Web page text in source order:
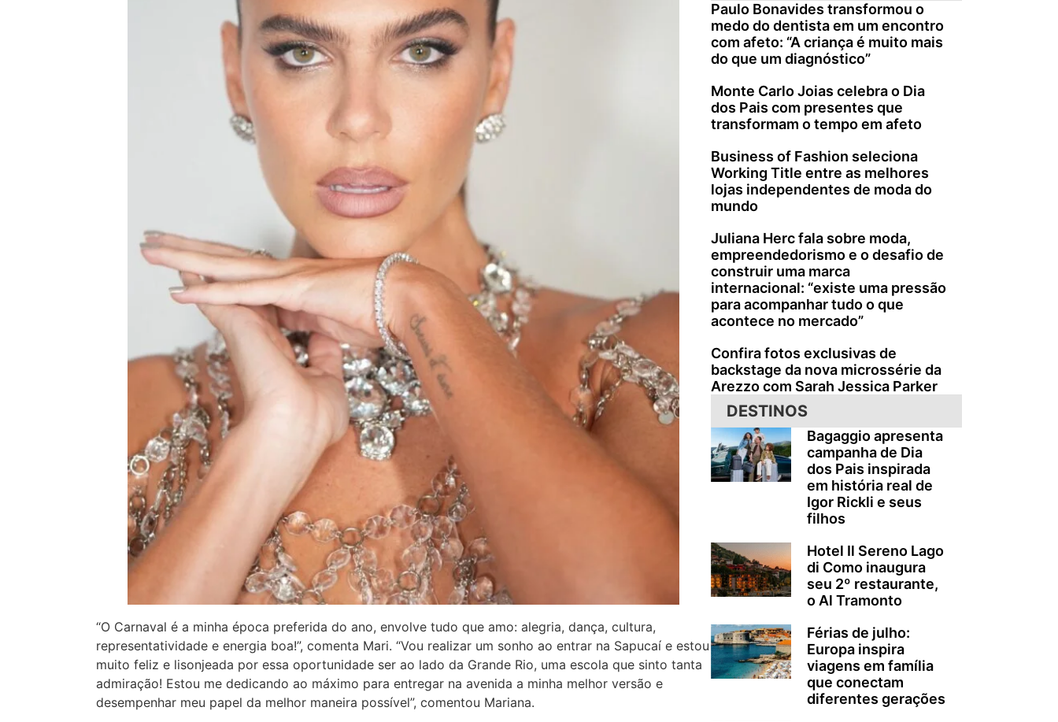
“O Carnaval é a minha época preferida do ano, envolve tudo que amo: alegria, dança, cultura,
representatividade e energia boa!”, comenta Mari. “Vou realizar um sonho ao entrar na Sapucaí e estou
muito feliz e lisonjeada por essa oportunidade ser ao lado da Grande Rio, uma escola que sinto tanta
admiração! Estou me dedicando ao máximo para entregar na avenida a minha melhor versão e
desempenhar meu papel da melhor maneira possível”, comentou Mariana.
Paulo Bonavides transformou o
medo do dentista em um encontro
com afeto: “A criança é muito mais
do que um diagnóstico”
Monte Carlo Joias celebra o Dia
dos Pais com presentes que
transformam o tempo em afeto
Business of Fashion seleciona
Working Title entre as melhores
lojas independentes de moda do
mundo
Juliana Herc fala sobre moda,
empreendedorismo e o desafio de
construir uma marca
internacional: “existe uma pressão
para acompanhar tudo o que
acontece no mercado”
Confira fotos exclusivas de
backstage da nova microssérie da
Arezzo com Sarah Jessica Parker
DESTINOS
Bagaggio apresenta
campanha de Dia
dos Pais inspirada
em história real de
Igor Rickli e seus
filhos
Hotel Il Sereno Lago
di Como inaugura
seu 2º restaurante,
o Al Tramonto
Férias de julho:
Europa inspira
viagens em família
que conectam
diferentes gerações